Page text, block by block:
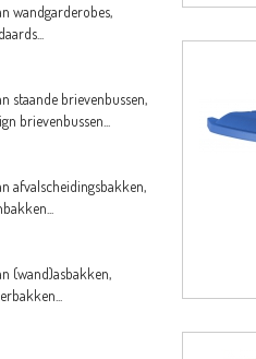
wandgarderobes,
staande brievenbussen,
brievenbussen...
afvalscheidingsbakken,
(wand)asbakken,